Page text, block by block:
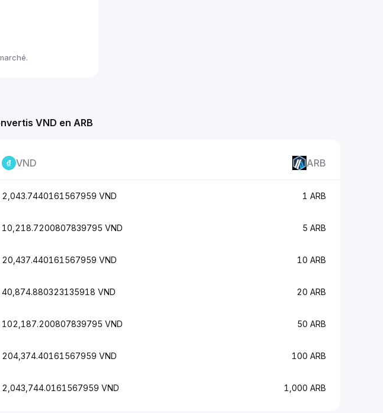
VND en ARB
VND ARB
2,043.7440161567959 VND 1 ARB
10,218.7200807839795 VND 5 ARB
20,437.440161567959 VND 10 ARB
40,874.880323135918 VND 20 ARB
102,187.200807839795 VND 50 ARB
204,374.40161567959 VND 100 ARB
2,043,744.0161567959 VND 1,000 ARB